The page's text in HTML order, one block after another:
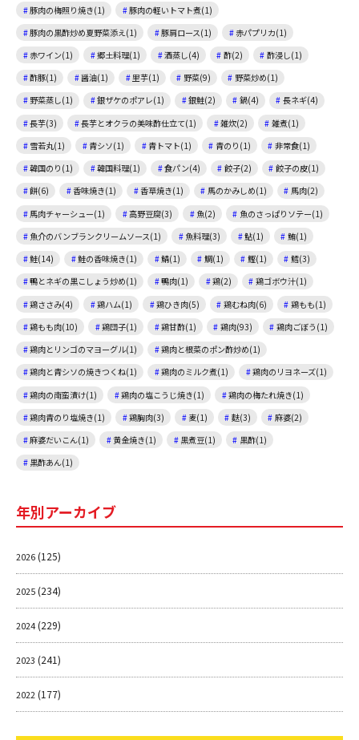
豚肉の梅照り焼き(1)
豚肉の軽いトマト煮(1)
豚肉の黒酢炒め夏野菜添え(1)
豚肩ロース(1)
赤パプリカ(1)
赤ワイン(1)
郷土料理(1) 酒蒸し(4) 酢(2)
酢浸し(1)
酢豚(1)
醤油(1) 里芋(1) 野菜(9)
野菜炒め(1)
野菜蒸し(1)
銀ザケのポアレ(1) 銀鮭(2) 鍋(4)
長ネギ(4)
長芋(3)
長芋とオクラの美味酢仕立て(1) 雑炊(2)
雑煮(1)
雪若丸(1)
青シソ(1) 青トマト(1) 青のり(1)
非常食(1)
韓国のり(1)
韓国料理(1) 食パン(4) 餃子(2)
餃子の皮(1)
餅(6)
香味焼き(1) 香草焼き(1) 馬のかみしめ(1)
馬肉(2)
馬肉チャーシュー(1)
高野豆腐(3) 魚(2)
魚のさっぱりソテー(1)
魚介のバンブランクリームソース(1)
魚料理(3) 鮎(1)
鮪(1)
鮭(14)
鮭の香味焼き(1) 鯖(1) 鯛(1) 鰹(1)
鱈(3)
鴨とネギの黒こしょう炒め(1)
鴨肉(1) 鶏(2)
鶏ゴボウ汁(1)
鶏ささみ(4)
鶏ハム(1) 鶏ひき肉(5) 鶏むね肉(6)
鶏もも(1)
鶏もも肉(10)
鶏団子(1) 鶏甘酢(1) 鶏肉(93)
鶏肉ごぼう(1)
鶏肉とリンゴのマヨーグル(1)
鶏肉と根菜のポン酢炒め(1)
鶏肉と青シソの焼きつくね(1)
鶏肉のミルク煮(1)
鶏肉のリヨネーズ(1)
鶏肉の南蛮漬け(1)
鶏肉の塩こうじ焼き(1)
鶏肉の梅たれ焼き(1)
鶏肉青のり塩焼き(1)
鶏胸肉(3) 麦(1) 麩(3)
麻婆(2)
麻婆だいこん(1)
黄金焼き(1) 黒煮豆(1)
黒酢(1)
黒酢あん(1)
年別アーカイブ
2026(125)
2025(234)
2024(229)
2023 (241)
2022(177)